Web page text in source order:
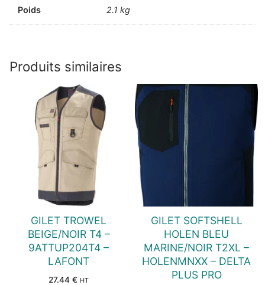
Poids 2.1 kg
Produits similaires
GILET TROWEL
BEIGE/NOIR T4 –
9ATTUP204T4 –
LAFONT
27.44 € HT
GILET SOFTSHELL
HOLEN BLEU
MARINE/NOIR T2XL –
HOLENMNXX – DELTA
PLUS PRO